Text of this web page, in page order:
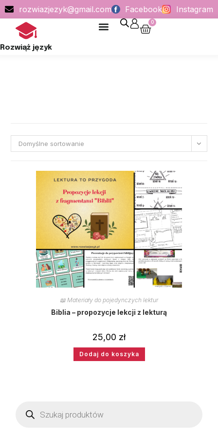
rozwiazjezyk@gmail.com Facebook Instagram
Rozwiąż język
0
Domyślne sortowanie
📖 Materiały do pojedynczych lektur
Biblia – propozycje lekcji z lekturą
25,00 zł
Dodaj do koszyka